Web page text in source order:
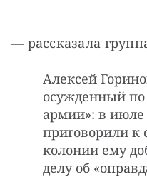
— рассказала
Алексей
осужденный по
армии»: в июле
приговорили к
колонии ему
делу об